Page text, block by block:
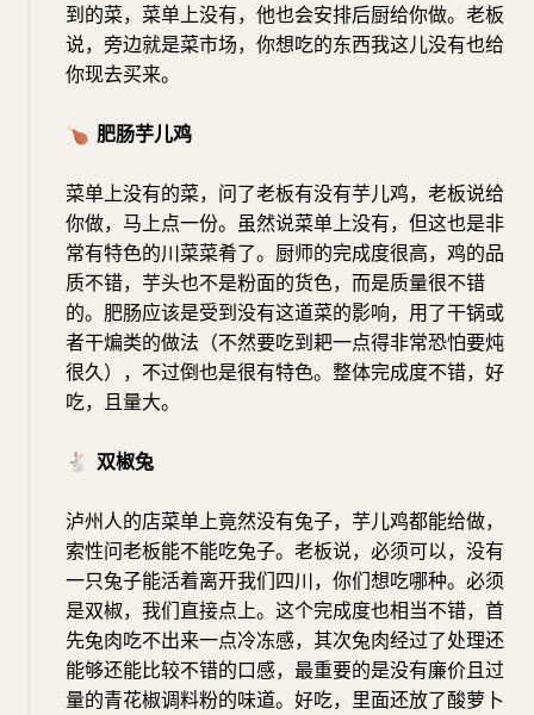
到的菜，菜单上没有，他也会安排后厨给你做。老板
说，旁边就是菜市场，你想吃的东西我这儿没有也给
你现去买来。
🍗 肥肠芋儿鸡
菜单上没有的菜，问了老板有没有芋儿鸡，老板说给
你做，马上点一份。虽然说菜单上没有，但这也是非
常有特色的川菜菜肴了。厨师的完成度很高，鸡的品
质不错，芋头也不是粉面的货色，而是质量很不错
的。肥肠应该是受到没有这道菜的影响，用了干锅或
者干煸类的做法（不然要吃到耙一点得非常恐怕要炖
很久），不过倒也是很有特色。整体完成度不错，好
吃，且量大。
🐇 双椒兔
泸州人的店菜单上竟然没有兔子，芋儿鸡都能给做，
索性问老板能不能吃兔子。老板说，必须可以，没有
一只兔子能活着离开我们四川，你们想吃哪种。必须
是双椒，我们直接点上。这个完成度也相当不错，首
先兔肉吃不出来一点冷冻感，其次兔肉经过了处理还
能够还能比较不错的口感，最重要的是没有廉价且过
量的青花椒调料粉的味道。好吃，里面还放了酸萝卜